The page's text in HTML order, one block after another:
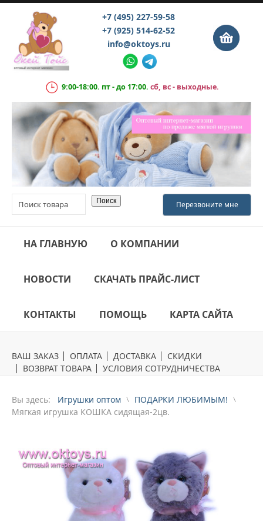
+7 (495) 227-59-58
+7 (925) 514-62-52
info@oktoys.ru
9:00-18:00. пт - до 17:00. сб, вс - выходные.
НА ГЛАВНУЮ О КОМПАНИИ
НОВОСТИ СКАЧАТЬ ПРАЙС-ЛИСТ
КОНТАКТЫ ПОМОЩЬ КАРТА САЙТА
ВАШ ЗАКАЗ ОПЛАТА ДОСТАВКА
СКИДКИ
ВОЗВРАТ ТОВАРА
УСЛОВИЯ СОТРУДНИЧЕСТВА
Вы здесь: Игрушки оптом
ПОДАРКИ ЛЮБИМЫМ!
Мягкая игрушка КОШКА сидящая-2цв.